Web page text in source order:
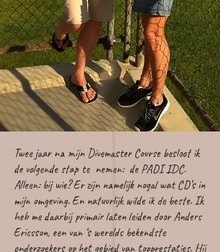
Twee jaar na mijn Divemaster Course besloot ik
de volgende stap te nemen: de PADI IDC.
Alleen: bij wie? Er zijn namelijk nogal wat CD’s in
mijn omgeving. En natuurlijk wilde ik de beste. Ik
heb me daarbij primair laten leiden door Anders
Ericsson, een van ‘s werelds bekendste
onderzoekers op het gebied van topprestaties. Hij